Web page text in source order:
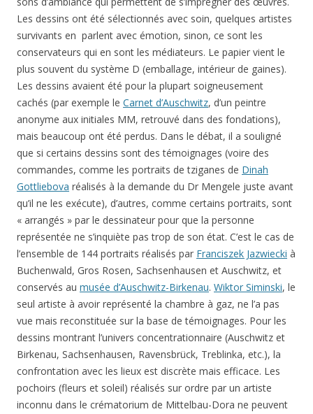
Les dessins ont été sélectionnés avec soin, quelques artistes
survivants en parlent avec émotion, sinon, ce sont les
conservateurs qui en sont les médiateurs. Le papier vient le
plus souvent du système D (emballage, intérieur de gaines).
Les dessins avaient été pour la plupart soigneusement
cachés (par exemple le Carnet d’Auschwitz, d’un peintre
anonyme aux initiales MM, retrouvé dans des fondations),
mais beaucoup ont été perdus. Dans le débat, il a souligné
que si certains dessins sont des témoignages (voire des
commandes, comme les portraits de tziganes de Dinah
Gottliebova réalisés à la demande du Dr Mengele juste avant
qu’il ne les exécute), d’autres, comme certains portraits, sont
« arrangés » par le dessinateur pour que la personne
représentée ne s’inquiète pas trop de son état. C’est le cas de
l’ensemble de 144 portraits réalisés par Franciszek Jazwiecki à
Buchenwald, Gros Rosen, Sachsenhausen et Auschwitz, et
conservés au musée d’Auschwitz-Birkenau. Wiktor Siminski, le
seul artiste à avoir représenté la chambre à gaz, ne l’a pas
vue mais reconstituée sur la base de témoignages. Pour les
dessins montrant l’univers concentrationnaire (Auschwitz et
Birkenau, Sachsenhausen, Ravensbrück, Treblinka, etc.), la
confrontation avec les lieux est discrète mais efficace. Les
pochoirs (fleurs et soleil) réalisés sur ordre par un artiste
inconnu dans le crématorium de Mittelbau-Dora ne peuvent